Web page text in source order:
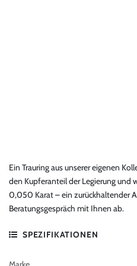
Ein Trauring aus unserer eigenen
den Kupferanteil der Legierung und
0,050 Karat – ein zurückhaltender
Beratungsgespräch mit Ihnen ab.
SPEZIFIKATIONEN